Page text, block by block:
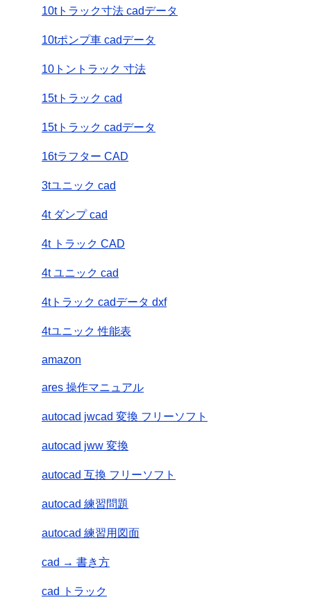
10tトラック寸法 cadデータ
10tポンプ車 cadデータ
10トントラック 寸法
15tトラック cad
15tトラック cadデータ
16tラフター CAD
3tユニック cad
4t ダンプ cad
4t トラック CAD
4t ユニック cad
4tトラック cadデータ dxf
4tユニック 性能表
amazon
ares 操作マニュアル
autocad jwcad 変換 フリーソフト
autocad jww 変換
autocad 互換 フリーソフト
autocad 練習問題
autocad 練習用図面
cad → 書き方
cad トラック